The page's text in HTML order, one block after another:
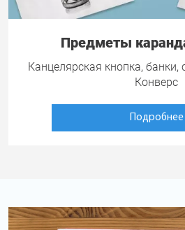
Предметы
Канцелярская кнопка, банки,
Конверс
Подробнее